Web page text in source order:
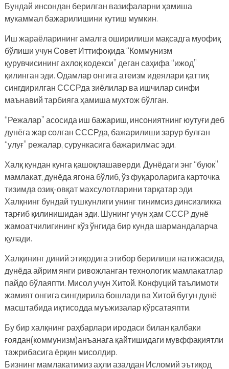
Бундай инсондан берилган вазифаларни ҳамиша
мукаммал бажарилишини кутиш мумкин.
Иш жараёларининг амалга оширилиши мақсадга муофиқ
бўлиши учун Совет Иттифоқида “Коммунизм
қурувчисининг ахлоқ кодекси” деган саҳифа “ижод”
қилинган эди. Одамлар онгига атеизм идеялари қаттиқ
сингдирилган СССРда зиёлилар ва ишчилар синфи
маънавий тарбияга ҳамиша мухтож бўлган.
“Режалар” асосида иш бажариш, инсониятнинг юутуғи деб
дунёга жар солган СССРда, бажарилиши зарур булган
“улуғ” режалар, сурункасига бажарилмас эди.
Халқ кундан кунга қашоқлашаверди. Дунёдаги энг “буюк”
мамлакат, дунёда ягона бўлиб, ўз фуқароларига карточка
тизимда озиқ-овқат махсулотларини тарқатар эди.
Халқнинг бундай тушкунлиги унинг тинимсиз динсизликка
тарғиб қилинишидан эди. Шунинг учун ҳам СССР дунё
жамоатчилигининг кўз ўнгида бир кунда шармандаларча
қулади.
Халқининг диний этиқодига этибор берилиши натижасида,
дунёда айрим янги ривожланган технологик мамлакатлар
пайдо бўлаяпти. Мисол учун Хитой. Конфуций таълимоти
жамият онгига сингдирила бошлади ва Хитой бугун дунё
масштабида иқтисодда муъжизалар кўрсатаяпти.
Бу бир халқнинг раҳбарлари иродаси билан қалбаки
ғоядан(коммунизм)анъанага қайтишидаги мувффақиятли
тажрибасига ёрқин мисолдир.
Бизнинг мамлакатимиз аҳли азалдан Исломий эътиқод